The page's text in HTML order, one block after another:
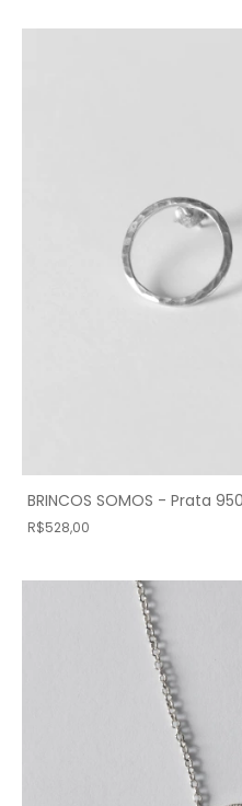
BRINCOS SOMOS - Prata 950
R$528,00